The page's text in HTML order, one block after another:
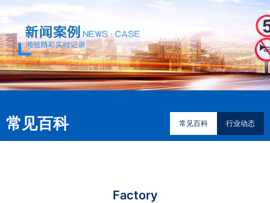
常见百科 常见百科 行业动态
Factory